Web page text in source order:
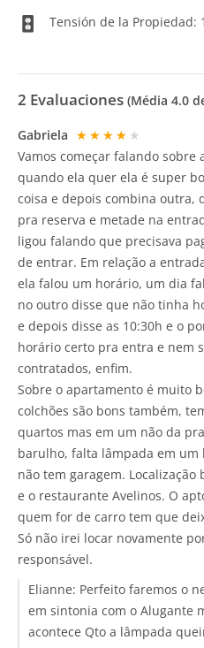
Tensión de la Propiedad:
2 Evaluaciones (Média 4.0
Gabriela ★★★★★
Vamos começar falando sobre
quando ela quer ela é super
coisa e depois combina outra,
pra reserva e metade na
ligou falando que precisava
de entrar. Em relação a
ela falou um horário, um dia
no outro disse que não tinha
e depois disse as 10:30h e o
horário certo pra entra e nem
contratados, enfim.
Sobre o apartamento é muito
colchões são bons também,
quartos mas em um não da
barulho, falta lâmpada em
não tem garagem.
e o restaurante Avelinos. O
quem for de carro tem que
Só não irei locar novamente
responsável.
Elianne: Perfeito faremos o
em sintonia com o Alugante
acontece Qto a lâmpada